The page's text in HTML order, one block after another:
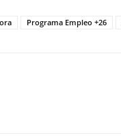
Programa Empleo +26